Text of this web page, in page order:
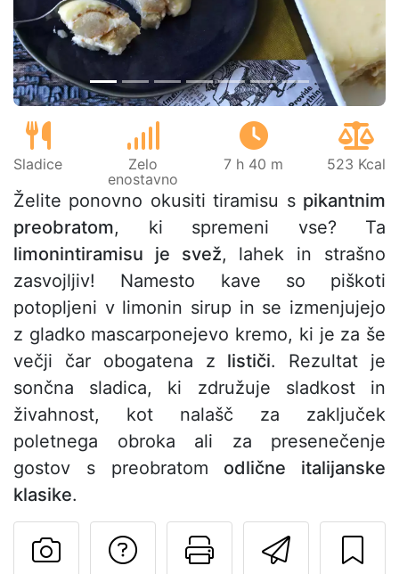
Sladice
Zelo
enostavno
7 h 40 m 523 Kcal
Želite ponovno okusiti tiramisu s pikantnim
preobratom, ki spremeni vse? Ta
limonintiramisu je svež, lahek in strašno
zasvojljiv! Namesto kave so piškoti
potopljeni v limonin sirup in se izmenjujejo
z gladko mascarponejevo kremo, ki je za še
večji čar obogatena z lističi. Rezultat je
sončna sladica, ki združuje sladkost in
živahnost, kot nalašč za zaključek
poletnega obroka ali za presenečenje
gostov s preobratom odlične italijanske
klasike.
Pošlji
Natisni to
Postavite